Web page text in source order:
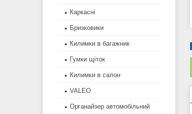
Каркасні
Бризковики
Килимки в багажник
Гумки щіток
Килимки в салон
VALEO
Органайзер автомобільний